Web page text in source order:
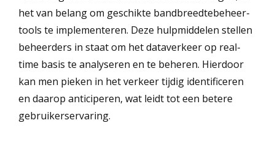
het van belang om geschikte bandbreedtebeheer-
tools te implementeren. Deze hulpmiddelen stellen
beheerders in staat om het dataverkeer op real-
time basis te analyseren en te beheren. Hierdoor
kan men pieken in het verkeer tijdig identificeren
en daarop anticiperen, wat leidt tot een betere
gebruikerservaring.